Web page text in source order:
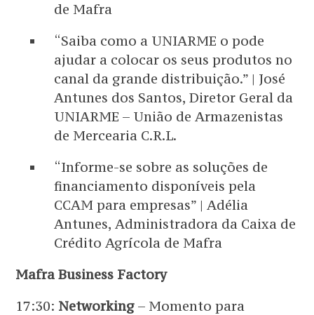
de Mafra
“Saiba como a UNIARME o pode
ajudar a colocar os seus produtos no
canal da grande distribuição.” | José
Antunes dos Santos, Diretor Geral da
UNIARME – União de Armazenistas
de Mercearia C.R.L.
“Informe-se sobre as soluções de
financiamento disponíveis pela
CCAM para empresas” | Adélia
Antunes, Administradora da Caixa de
Crédito Agrícola de Mafra
Mafra Business Factory
17:30: Networking – Momento para